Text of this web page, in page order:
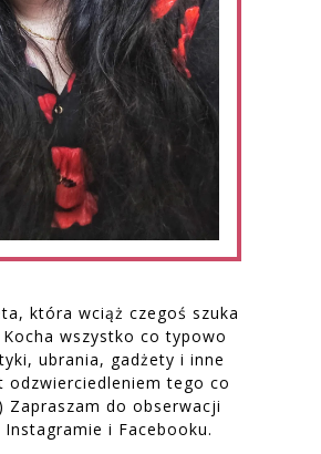
która wciąż czegoś szuka
wszystko co typowo
ubrania, gadżety i inne
odzwierciedleniem tego co
Zapraszam do obserwacji
i Facebooku.